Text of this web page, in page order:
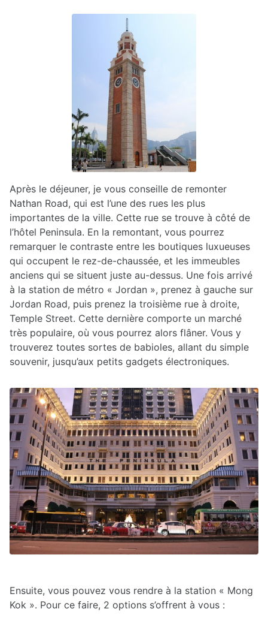
Après le déjeuner, je vous conseille de remonter
Nathan Road, qui est l’une des rues les plus
importantes de la ville. Cette rue se trouve à côté de
l’hôtel Peninsula. En la remontant, vous pourrez
remarquer le contraste entre les boutiques luxueuses
qui occupent le rez-de-chaussée, et les immeubles
anciens qui se situent juste au-dessus. Une fois arrivé
à la station de métro « Jordan », prenez à gauche sur
Jordan Road, puis prenez la troisième rue à droite,
Temple Street. Cette dernière comporte un marché
très populaire, où vous pourrez alors flâner. Vous y
trouverez toutes sortes de babioles, allant du simple
souvenir, jusqu’aux petits gadgets électroniques.
Ensuite, vous pouvez vous rendre à la station « Mong
Kok ». Pour ce faire, 2 options s’offrent à vous :